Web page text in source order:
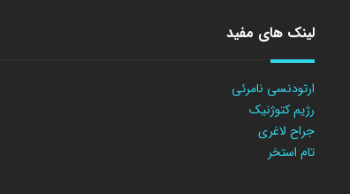
لینک های مفید
ارتودنسی نامرئی
رژیم کتوژنیک
جراح لاغری
تام استخر